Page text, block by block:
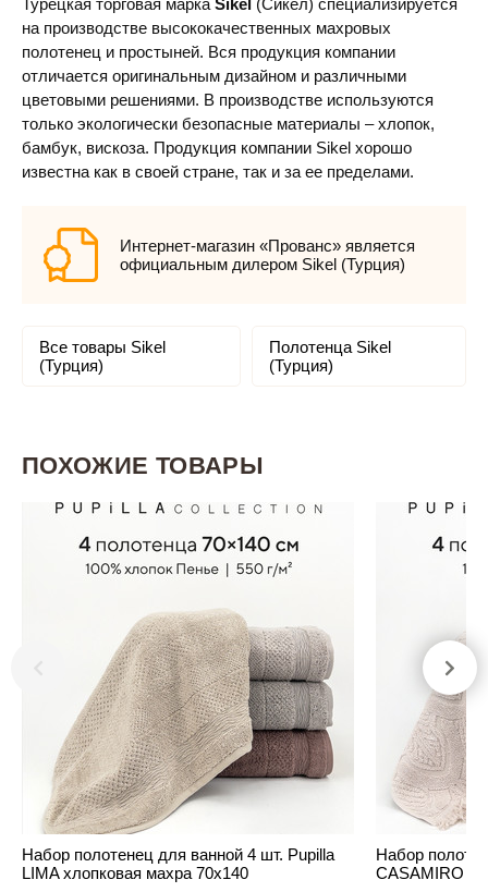
Турецкая торговая марка Sikel (Сикел) специализируется
на производстве высококачественных махровых
полотенец и простыней. Вся продукция компании
отличается оригинальным дизайном и различными
цветовыми решениями. В производстве используются
только экологически безопасные материалы – хлопок,
бамбук, вискоза. Продукция компании Sikel хорошо
известна как в своей стране, так и за ее пределами.
Интернет-магазин «Прованс» является
официальным дилером Sikel (Турция)
Все товары Sikel
(Турция)
Полотенца Sikel
(Турция)
ПОХОЖИЕ ТОВАРЫ
Набор полотенец для ванной 4 шт. Pupilla
LIMA хлопковая махра 70х140
Набор
CASAMIRO